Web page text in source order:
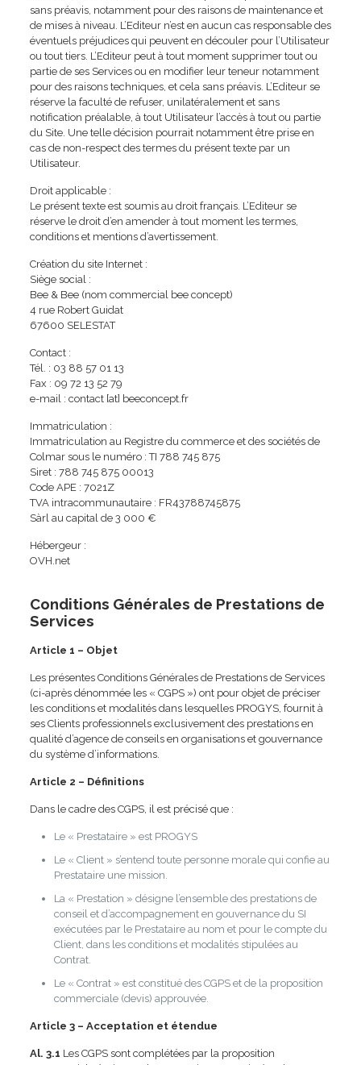
sans préavis, notamment pour des raisons de maintenance et
de mises à niveau. L’Editeur n’est en aucun cas responsable des
éventuels préjudices qui peuvent en découler pour l’Utilisateur
ou tout tiers. L’Editeur peut à tout moment supprimer tout ou
partie de ses Services ou en modifier leur teneur notamment
pour des raisons techniques, et cela sans préavis. L’Editeur se
réserve la faculté de refuser, unilatéralement et sans
notification préalable, à tout Utilisateur l’accès à tout ou partie
du Site. Une telle décision pourrait notamment être prise en
cas de non-respect des termes du présent texte par un
Utilisateur.
Droit applicable :
Le présent texte est soumis au droit français. L’Editeur se
réserve le droit d’en amender à tout moment les termes,
conditions et mentions d’avertissement.
Création du site Internet :
Siège social :
Bee & Bee (nom commercial bee concept)
4 rue Robert Guidat
67600 SELESTAT
Contact :
Tél. : 03 88 57 01 13
Fax : 09 72 13 52 79
e-mail : contact [at] beeconcept.fr
Immatriculation :
Immatriculation au Registre du commerce et des sociétés de
Colmar sous le numéro : TI 788 745 875
Siret : 788 745 875 00013
Code APE : 7021Z
TVA intracommunautaire : FR43788745875
Sàrl au capital de 3 000 €
Hébergeur :
OVH.net
Conditions Générales de Prestations de
Services
Article 1 – Objet
Les présentes Conditions Générales de Prestations de Services
(ci-après dénommée les « CGPS ») ont pour objet de préciser
les conditions et modalités dans lesquelles PROGYS, fournit à
ses Clients professionnels exclusivement des prestations en
qualité d’agence de conseils en organisations et gouvernance
du système d’informations.
Article 2 – Définitions
Dans le cadre des CGPS, il est précisé que :
Le « Prestataire » est PROGYS
Le « Client » s’entend toute personne morale qui confie au
Prestataire une mission.
La « Prestation » désigne l’ensemble des prestations de
conseil et d’accompagnement en gouvernance du SI
exécutées par le Prestataire au nom et pour le compte du
Client, dans les conditions et modalités stipulées au
Contrat.
Le « Contrat » est constitué des CGPS et de la proposition
commerciale (devis) approuvée.
Article 3 – Acceptation et étendue
Al. 3.1 Les CGPS sont complétées par la proposition